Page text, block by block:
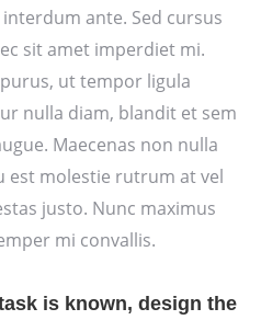
ante. Sed cursus
sit amet imperdiet mi.
ut tempor ligula
nulla diam, blandit et sem
Maecenas non nulla
est molestie rutrum at vel
justo. Nunc maximus
mi convallis.
is known, design the